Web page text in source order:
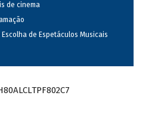
de cinema
de Espetáculos Musicais